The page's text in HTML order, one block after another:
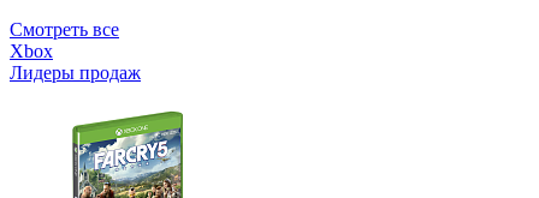
Смотреть все
Xbox
Лидеры продаж